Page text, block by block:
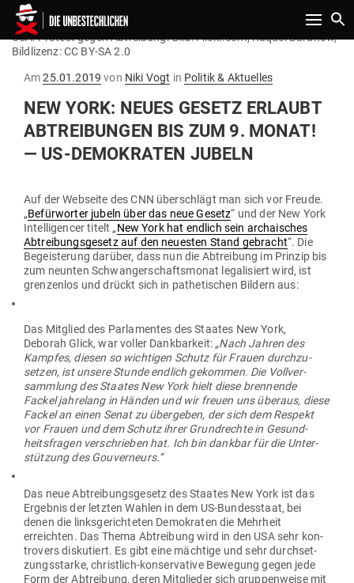
Toggle
USA: Protest gegen Abtreibung. Bild: Flickr.com, Raquel Baranow,
Bildlizenz: CC BY-SA 2.0
AmGepostet
25.01.2019 von Niki Vogt in Politik & Aktuelles
NEW YORK: NEUES GESETZ ERLAUBT
ABTREI­BUNGEN BIS ZUM 9. MONAT!
— US-DEMO­KRATEN JUBELN
Auf der Web­seite des CNN über­schlägt man sich vor Freude.
„Befür­worter jubeln über das neue Gesetz“ und der New York
Intel­li­gencer titelt „New York hat endlich sein archai­sches
Abtrei­bungs­gesetz auf den neu­esten Stand gebracht“. Die
Begeis­terung darüber, dass nun die Abtreibung im Prinzip bis
zum neunten Schwan­ger­schafts­monat lega­li­siert wird, ist
gren­zenlos und drückt sich in pathe­ti­schen Bildern aus:
Das Mit­glied des Par­la­mentes des Staates New York,
Deborah Glick, war voller Dank­barkeit: „Nach Jahren des
Kampfes, diesen so wich­tigen Schutz für Frauen durch­zu­
setzen, ist unsere Stunde endlich gekommen. Die Voll­ver­
sammlung des Staates New York hielt diese bren­nende
Fackel jah­relang in Händen und wir freuen uns überaus, diese
Fackel an einen Senat zu über­geben, der sich dem Respekt
vor Frauen und dem Schutz ihrer Grund­rechte in Gesund­
heits­fragen ver­schrieben hat. Ich bin dankbar für die Unter­
stützung des Gouverneurs.“
Das neue Abtrei­bungs­gesetz des Staates New York ist das
Ergebnis der letzten Wahlen in dem US-Bun­des­staat, bei
denen die links­ge­rich­teten Demo­kraten die Mehrheit
erreichten. Das Thema Abtreibung wird in den USA sehr kon­
trovers dis­ku­tiert. Es gibt eine mächtige und sehr durch­set­
zungs­starke, christlich-kon­ser­vative Bewegung gegen jede
Form der Abtreibung, deren Mit­glieder sich grup­pen­weise mit